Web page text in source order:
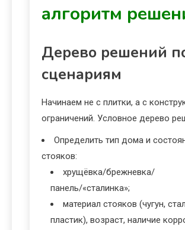
алгоритм
Дерево решений
сценариям
Начинаем не с плитки, а с
ограничений. Условное дерево
Определить тип дома и
стояков:
хрущёвка/брежневка/
панель/«сталинка»;
материал стояков (чугун,
пластик), возраст, наличие